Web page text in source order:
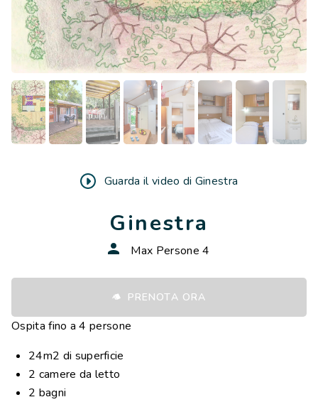
Aria condizionata
Cucina equipaggiata: frigo concongelatore, piano
cottura con 4 fornelli, lavello, forno a microonde,
caffettiera, posate, stoviglie, utensili e accessori
Soggiorno con angolo cottura e divano
1 Set lenzuola ed 1 set asciugamani a persona
compresi nel prezzo
Cuscini e piumini letto
*in presenza di animali domestici, il costo della pulizia
NB: le immagini hanno scopo puramente illustrativo
Guarda il video di Ginestra
Ginestra
Max Persone 4
PRENOTA ORA
Ospita fino a 4 persone
24m2 di superficie
2 camere da letto
2 bagni